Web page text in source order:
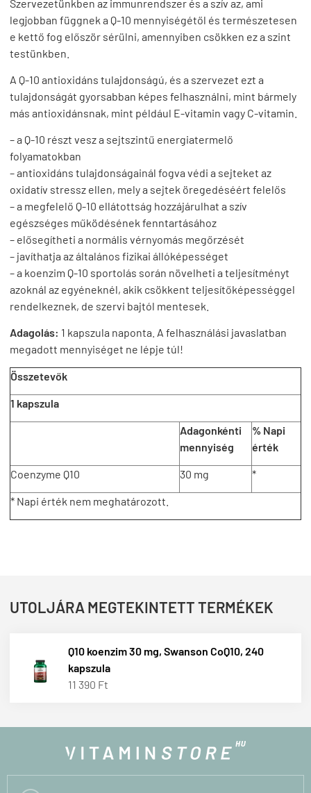
Szervezetünkben az immunrendszer és a szív az, ami
legjobban függnek a Q-10 mennyiségétől és természetesen
e kettő fog először sérülni, amennyiben csökken ez a szint
testünkben.
A Q-10 antioxidáns tulajdonságú, és a szervezet ezt a
tulajdonságát gyorsabban képes felhasználni, mint bármely
más antioxidánsnak, mint például E-vitamin vagy C-vitamin.
– a Q-10 részt vesz a sejtszintű energiatermelő
folyamatokban
– antioxidáns tulajdonságainál fogva védi a sejteket az
oxidatív stressz ellen, mely a sejtek öregedéséért felelős
– a megfelelő Q-10 ellátottság hozzájárulhat a szív
egészséges működésének fenntartásához
– elősegítheti a normális vérnyomás megőrzését
– javíthatja az általános fizikai állóképességet
– a koenzim Q-10 sportolás során növelheti a teljesítményt
azoknál az egyéneknél, akik csökkent teljesítőképességgel
rendelkeznek, de szervi bajtól mentesek.
Adagolás: 1 kapszula naponta. A felhasználási javaslatban
megadott mennyiséget ne lépje túl!
Összetevők
1 kapszula
Adagonkénti
mennyiség
% Napi
érték
Coenzyme Q10 30 mg *
* Napi érték nem meghatározott.
UTOLJÁRA MEGTEKINTETT TERMÉKEK
Q10 koenzim 30 mg, Swanson CoQ10, 240
kapszula
11 390 Ft